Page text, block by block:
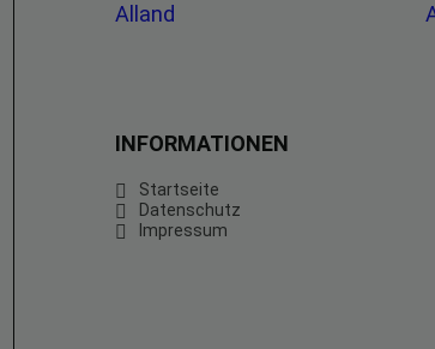
Alland
INFORMATIONEN
Startseite
Datenschutz
Impressum